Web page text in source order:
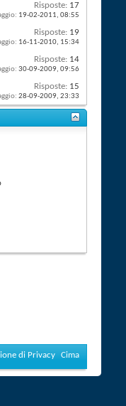
Risposte: 17
19-02-2011, 08:55
Risposte: 19
16-11-2010, 15:34
Risposte: 14
30-09-2009, 09:56
Risposte: 15
28-09-2009, 23:33
di Privacy Cima